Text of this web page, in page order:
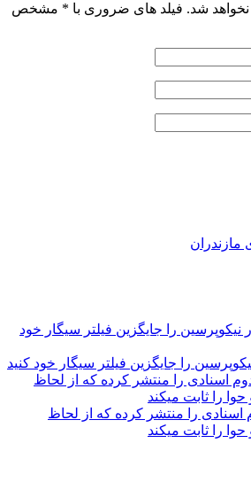
نخواهد شد. فیلد های ضروری با * مشخص
را جایگزین فیلتر سیگار خود کنید
اسنادی را منتشر کرده که از لحاظ
را ثابت میکند